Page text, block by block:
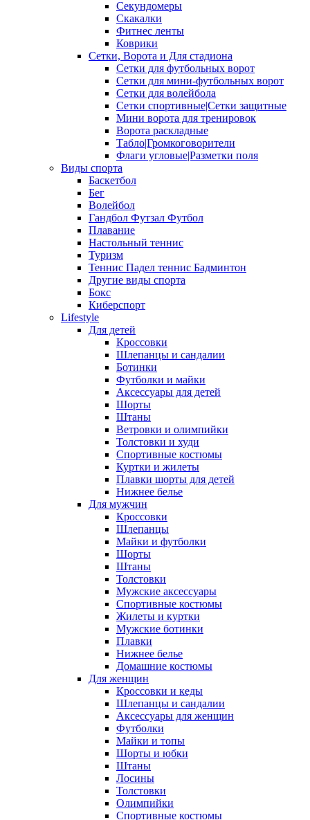
Секундомеры
Скакалки
Фитнес ленты
Коврики
Сетки, Ворота и Для стадиона
Сетки для футбольных ворот
Сетки для мини-футбольных ворот
Сетки для волейбола
Сетки спортивные|Сетки защитные
Мини ворота для тренировок
Ворота раскладные
Табло|Громкоговорители
Флаги угловые|Разметки поля
Виды спорта
Баскетбол
Бег
Волейбол
Гандбол Футзал Футбол
Плавание
Настольный теннис
Туризм
Теннис Падел теннис Бадминтон
Другие виды спорта
Бокс
Киберспорт
Lifestyle
Для детей
Кроссовки
Шлепанцы и сандалии
Ботинки
Футболки и майки
Аксессуары для детей
Шорты
Штаны
Ветровки и олимпийки
Толстовки и худи
Спортивные костюмы
Куртки и жилеты
Плавки шорты для детей
Нижнее белье
Для мужчин
Кроссовки
Шлепанцы
Майки и футболки
Шорты
Штаны
Толстовки
Мужские аксессуары
Спортивные костюмы
Жилеты и куртки
Мужские ботинки
Плавки
Нижнее белье
Домашние костюмы
Для женщин
Кроссовки и кеды
Шлепанцы и сандалии
Аксессуары для женщин
Футболки
Майки и топы
Шорты и юбки
Штаны
Лосины
Толстовки
Олимпийки
Спортивные костюмы